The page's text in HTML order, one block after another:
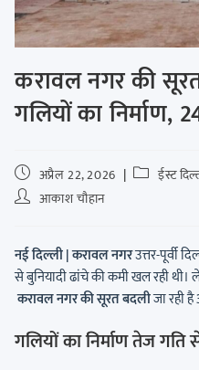
करावल नगर की
गलियों का निर्माण,
अप्रैल 22, 2026 ईस्ट
आकाश चौहान
नई दिल्ली | करावल नगरउत्तर-पूर्वी
से बुनियादी ढांचे की कमी खल रही
करावल नगर की सूरत बदलीजा रही
गलियों का निर्माण तेज गति